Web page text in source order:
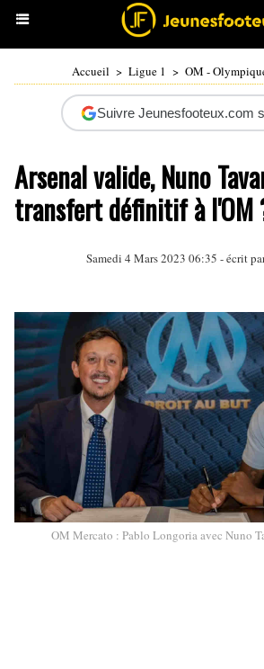
Accueil > Ligue 1 > OM -
Suivre Jeunesfooteux.com
Arsenal valide, Nuno
transfert définitif à l'OM
Samedi 4 Mars 2023 06:35 - écrit
OM Mercato : Pablo Longoria avec Nuno